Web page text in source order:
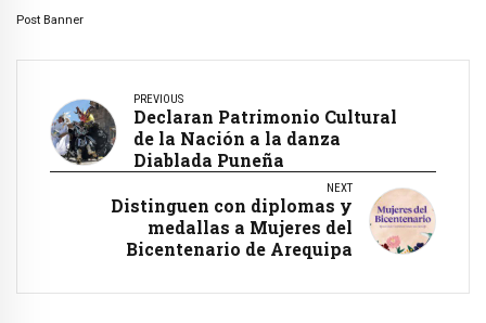
Post Banner
PREVIOUS
Declaran Patrimonio Cultural
de la Nación a la danza
Diablada Puneña
NEXT
Distinguen con diplomas y
medallas a Mujeres del
Bicentenario de Arequipa